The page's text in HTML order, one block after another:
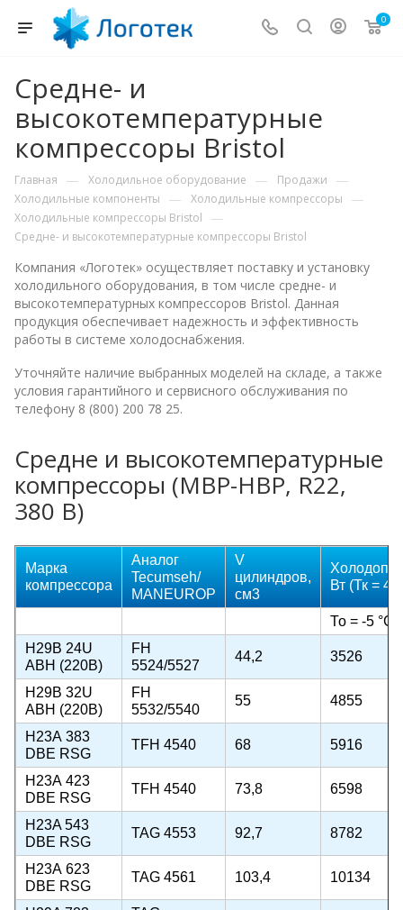
0
Средне- и
высокотемпературные
компрессоры Bristol
Главная — Холодильное оборудование — Продажи —
Холодильные компоненты — Холодильные компрессоры —
Холодильные компрессоры Bristol —
Средне- и высокотемпературные компрессоры Bristol
Компания «Логотек» осуществляет поставку и установку
холодильного оборудования, в том числе средне- и
высокотемпературных компрессоров Bristol. Данная
продукция обеспечивает надежность и эффективность
работы в системе холодоснабжения.
Уточняйте наличие выбранных моделей на складе, а также
условия гарантийного и сервисного обслуживания по
телефону 8 (800) 200 78 25.
Средне и высокотемпературные
компрессоры (MBP-HBP, R22,
380 В)
Марка
компрессора
Аналог
Tecumseh/
MANEUROP
V
цилиндров,
cм3
Вт (Тк =
То = -5 °C
H29B 24U
ABH (220B)
FH
5524/5527
44,2 3526
H29B 32U
ABH (220B)
FH
5532/5540
55 4855
Н23А 383
DBE RSG
TFH 4540 68 5916
Н23А 423
DBE RSG
TFH 4540 73,8 6598
H23A 543
DBE RSG
TAG 4553 92,7 8782
Н23А 623
DBE RSG
TAG 4561 103,4 10134